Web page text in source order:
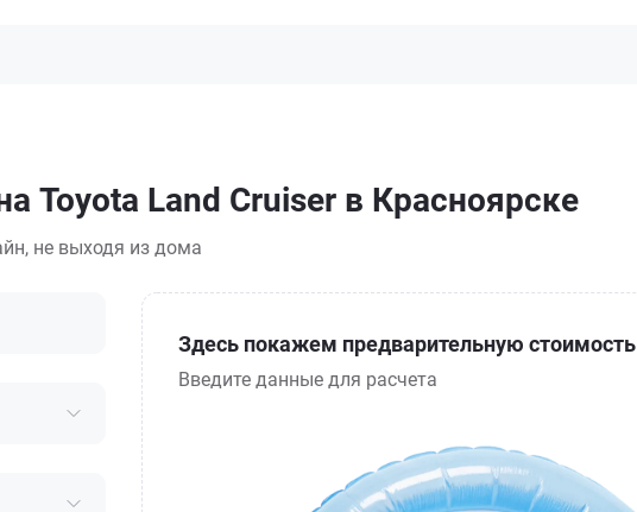
Toyota Land Cruiser в Красноярске
не выходя из дома
Здесь покажем предварительную стоимость
Введите данные для расчета